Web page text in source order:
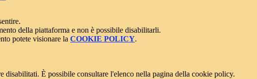
della piattaforma e non è possibile disabilitarli.
potete visionare la COOKIE POLICY.
disabilitati. È possibile consultare l'elenco nella pagina della cookie policy.